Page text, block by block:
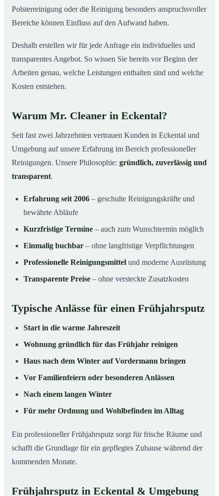
Polsterreinigung oder die Reinigung besonders anspruchsvoller
Bereiche können Einfluss auf den Aufwand haben.
Deshalb erstellen wir für jede Anfrage ein individuelles und
transparentes Angebot. So wissen Sie bereits vor Beginn der
Arbeiten genau, welche Leistungen enthalten sind und welche
Kosten entstehen.
Warum Mr. Cleaner in Eckental?
Seit fast zwei Jahrzehnten vertrauen Kunden in Eckental und
Umgebung auf unsere Erfahrung im Bereich professioneller
Reinigungen. Unsere Philosophie: gründlich, zuverlässig und
transparent.
Erfahrung seit 2006 – geschulte Reinigungskräfte und
bewährte Abläufe
Kurzfristige Termine – auch zum Wunschtermin möglich
Einmalig buchbar – ohne langfristige Verpflichtungen
Professionelle Reinigungsmittel und moderne Ausrüstung
Transparente Preise – ohne versteckte Zusatzkosten
Typische Anlässe für einen Frühjahrsputz
Start in die warme Jahreszeit
Wohnung gründlich für das Frühjahr reinigen
Haus nach dem Winter auf Vordermann bringen
Vor Familienfeiern oder besonderen Anlässen
Nach einem langen Winter
Für mehr Ordnung und Wohlbefinden im Alltag
Ein professioneller Frühjahrsputz sorgt für frische Räume und
schafft die Grundlage für ein gepflegtes Zuhause während der
kommenden Monate.
Frühjahrsputz in Eckental & Umgebung